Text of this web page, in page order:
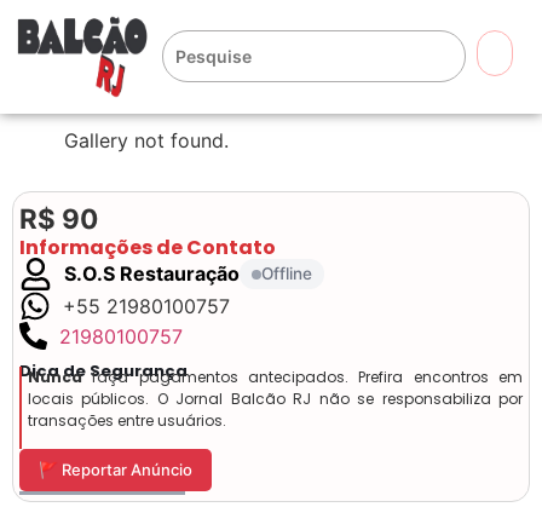
Gallery not found.
R$ 90
Informações de Contato
S.O.S Restauração Offline
+55 21980100757
21980100757
Dica de Segurança
Nuncafaça pagamentos antecipados. Prefira encontros em
locais públicos. O Jornal Balcão RJ não se responsabiliza por
transações entre usuários.
🚩 Reportar Anúncio